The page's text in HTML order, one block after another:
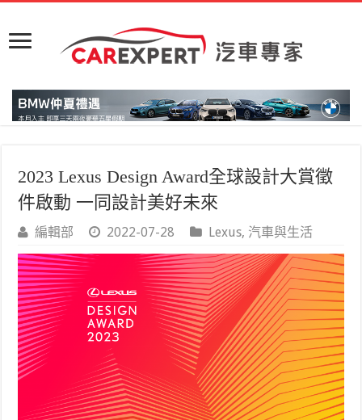
2023 Lexus Design Award全球設計大賞徵
件啟動 一同設計美好未來
編輯部 2022-07-28 Lexus, 汽車與生活